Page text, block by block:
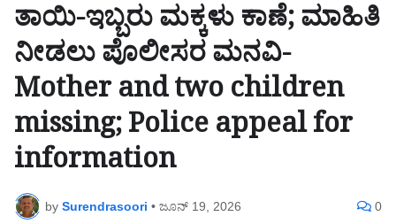
ತಾಯಿ-ಇಬ್ಬರು ಮಕ್ಕಳು ಕಾಣೆ; ಮಾಹಿತಿ
ನೀಡಲು ಪೊಲೀಸರ ಮನವಿ-
Mother and two children
missing; Police appeal for
information
by Surendrasoori • ಜೂನ್ 19, 2026 0